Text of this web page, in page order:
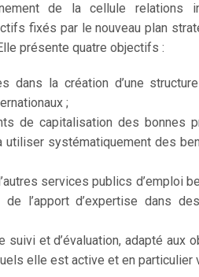
de la cellule relations
fixés par le nouveau plan
présente quatre objectifs :
dans la création d’une
;
de capitalisation des bonnes
systématiquement des
services publics d’emploi
de l’apport d’expertise dans
suivi et d’évaluation, adapté aux
elle est active et en